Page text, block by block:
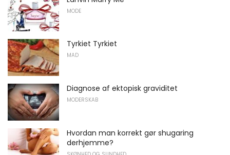
MODE
Tyrkiet Tyrkiet
MAD
Diagnose af ektopisk graviditet
MODERSKAB
Hvordan man korrekt gør shugaring
derhjemme?